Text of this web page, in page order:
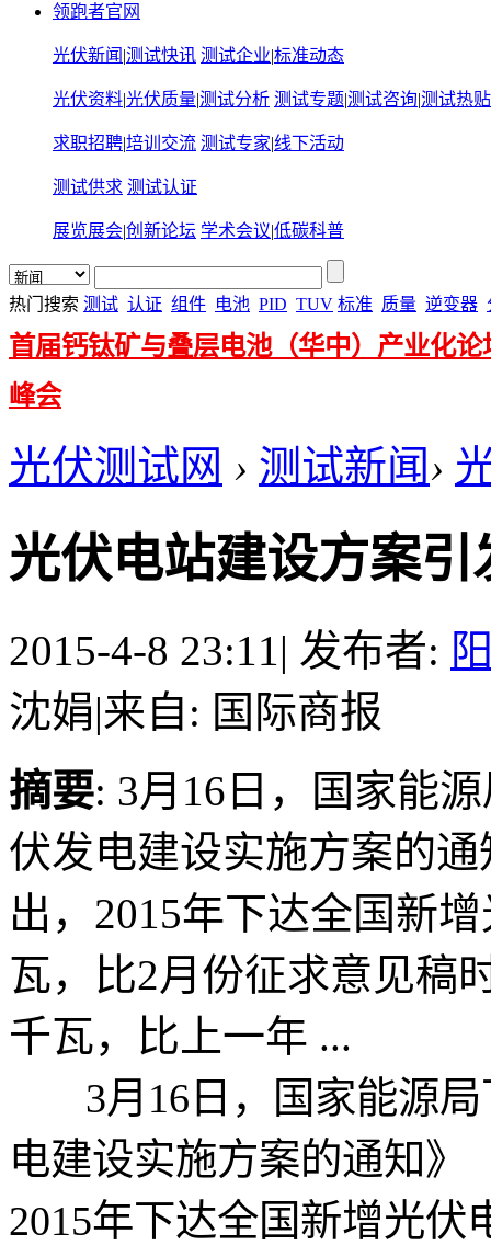
领跑者官网
光伏新闻 |测试快讯 测试企业|标准动态
光伏资料|光伏质量|测试分析 测试专题|测试咨询|测试热贴
求职招聘|培训交流 测试专家|线下活动
测试供求 测试认证
展览展会|创新论坛 学术会议|低碳科普
热门搜索 测试 认证 组件 电池 PID TUV 标准 质量 逆变器
首届钙钛矿与叠层电池（华中）产业化论
峰会
光伏测试网 › 测试新闻›
光伏电站建设方案
2015-4-8 23:11| 发布者:
沈娟|来自: 国际商报
摘要: 3月16日，国家能
伏发电建设实施方案的
出，2015年下达全国新
瓦，比2月份征求意见稿
千瓦，比上一年 ...
3月16日，国家能源局
电建设实施方案的通知》
2015年下达全国新增光伏